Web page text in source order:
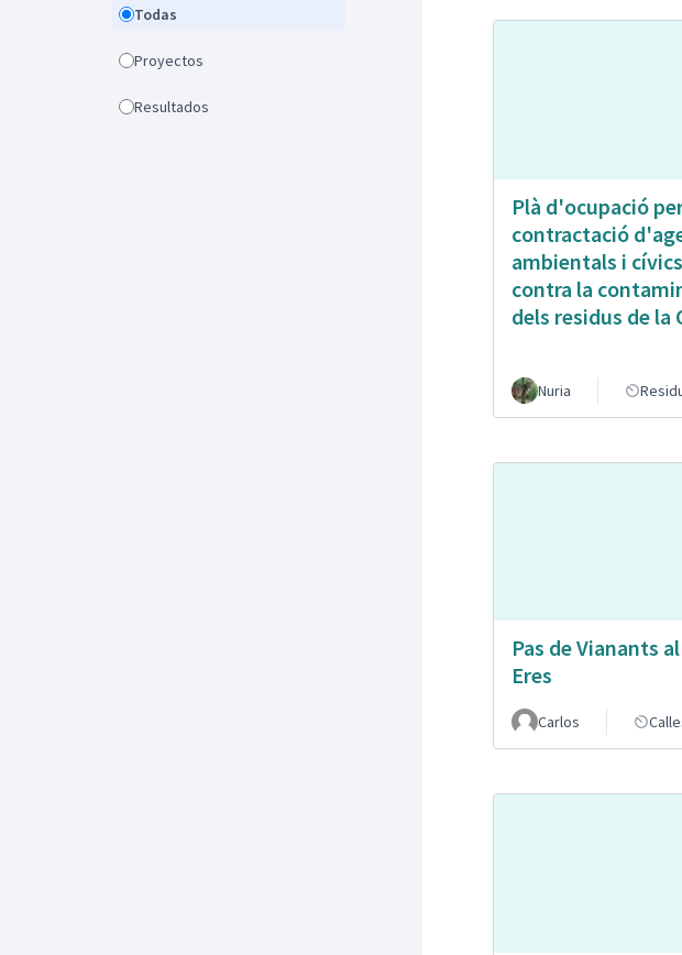
Todas
Proyectos
Resultados
Plà d'ocupació
contractació
ambientals i
contra la
dels residus de la
Nuria
Pas de Vianants
Eres
Carlos